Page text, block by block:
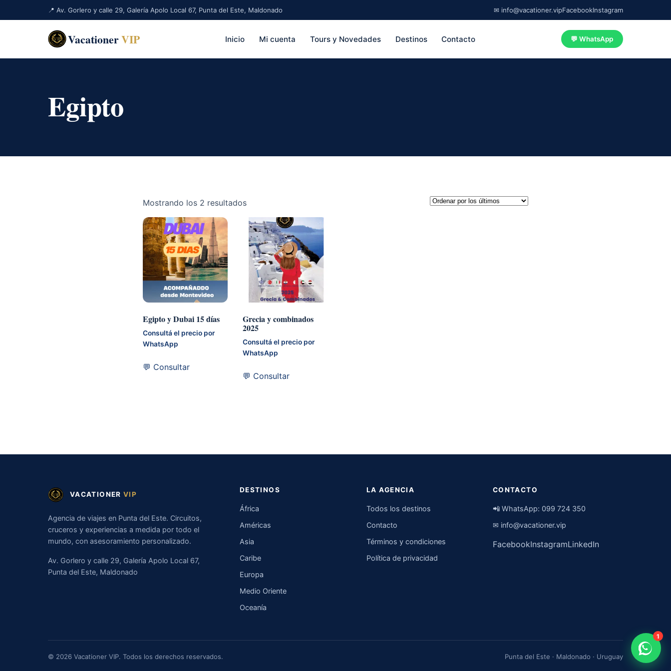
📍 Av. Gorlero y calle 29, Galería Apolo Local 67, Punta del Este, Maldonado ✉ info@vacationer.vipFacebookInstagram
VacationerVIP Inicio Mi cuenta Tours y Novedades Destinos Contacto 💬 WhatsApp
Egipto
Mostrando los 2 resultadosOrdenado
por
los
últimos
Egipto y Dubai 15 días
Consultá el precio por
WhatsApp
💬 Consultar
Grecia y combinados
2025
Consultá el precio por
WhatsApp
💬 Consultar
VACATIONER VIP
Agencia de viajes en Punta del Este. Circuitos,
cruceros y experiencias a medida por todo el
mundo, con asesoramiento personalizado.
Av. Gorlero y calle 29, Galería Apolo Local 67,
Punta del Este, Maldonado
DESTINOS
África
Américas
Asia
Caribe
Europa
Medio Oriente
Oceanía
LA AGENCIA
Todos los destinos
Contacto
Términos y condiciones
Política de privacidad
CONTACTO
📲 WhatsApp: 099 724 350
✉ info@vacationer.vip
FacebookInstagramLinkedIn
© 2026 Vacationer VIP. Todos los derechos reservados. Punta del Este · Maldonado · Uruguay
1